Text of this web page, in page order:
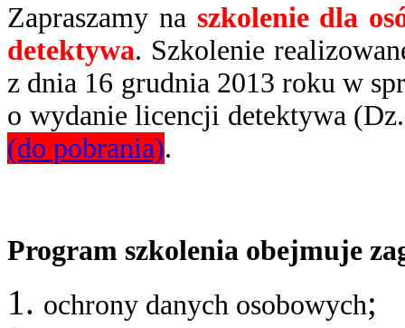
Zapraszamy na szkolenie dla
detektywa. Szkolenie
z dnia 16 grudnia 2013 roku w
o wydanie licencji detektywa
(do pobrania).
Program szkolenia obejmuje
ochrony danych osobowych;